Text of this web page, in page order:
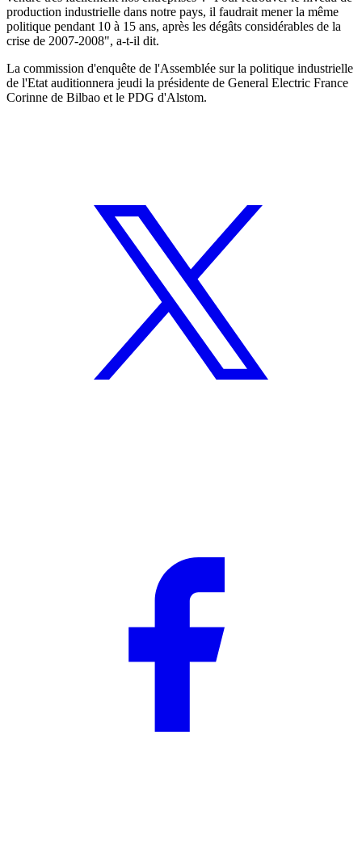
production industrielle dans notre pays, il faudrait mener la même
politique pendant 10 à 15 ans, après les dégâts considérables de la
crise de 2007-2008", a-t-il dit.
La commission d'enquête de l'Assemblée sur la politique industrielle
de l'Etat auditionnera jeudi la présidente de General Electric France
Corinne de Bilbao et le PDG d'Alstom.